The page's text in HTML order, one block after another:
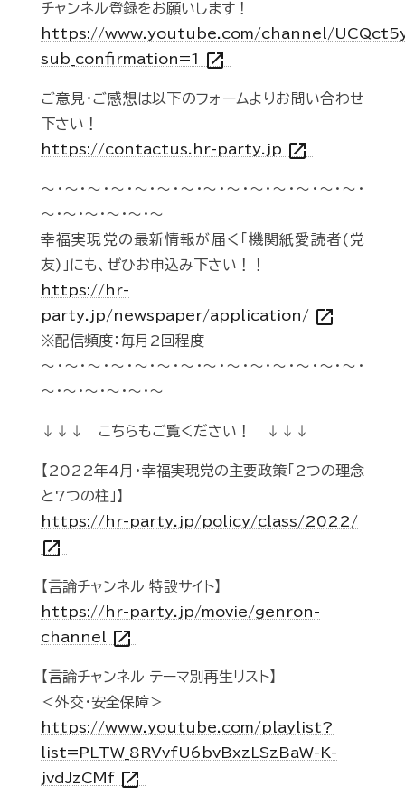
チャンネル登録をお願いします！
https://www.youtube.com/channel/
sub_confirmation=1 open_in_new
ご意見・ご感想は以下のフォームよりお問い合わせ
下さい！
https://contactus.hr-party.jp open_in_new
～・～・～・～・～・～・～・～・～・～・～・～・～・～・
～・～・～・～・～・～
幸福実現党の最新情報が届く「機関紙愛読者(党
友)」にも、ぜひお申込み下さい！！
https://hr-
party.jp/newspaper/application/ open_in_new
※配信頻度：毎月2回程度
～・～・～・～・～・～・～・～・～・～・～・～・～・～・
～・～・～・～・～・～
↓↓↓ こちらもご覧ください！ ↓↓↓
【2022年4月・幸福実現党の主要政策「2つの理念
と7つの柱」】
https://hr-party.jp/policy/class/2022/
open_in_new
【言論チャンネル 特設サイト】
https://hr-party.jp/movie/genron-
channel open_in_new
【言論チャンネル テーマ別再生リスト】
＜外交・安全保障＞
https://www.youtube.com/playlist?
list=PLTW_8RVvfU6bvBxzLSzBaW-K-
jvdJzCMf open_in_new